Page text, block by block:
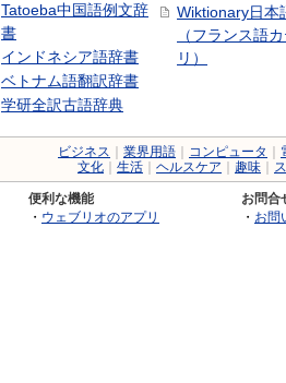
Tatoeba中国語例文辞
書
インドネシア語辞書
ベトナム語翻訳辞書
学研全訳古語辞典
Wiktionary日本
（フランス語
リ）
ビジネス 業界用語 コンピュータ
文化
生活 ヘルスケア 趣味
便利な機能
・ ウェブリオのアプリ
お問合
・ お問